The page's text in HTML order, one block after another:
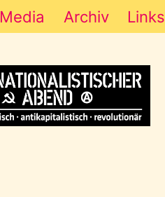
Media Archiv Links